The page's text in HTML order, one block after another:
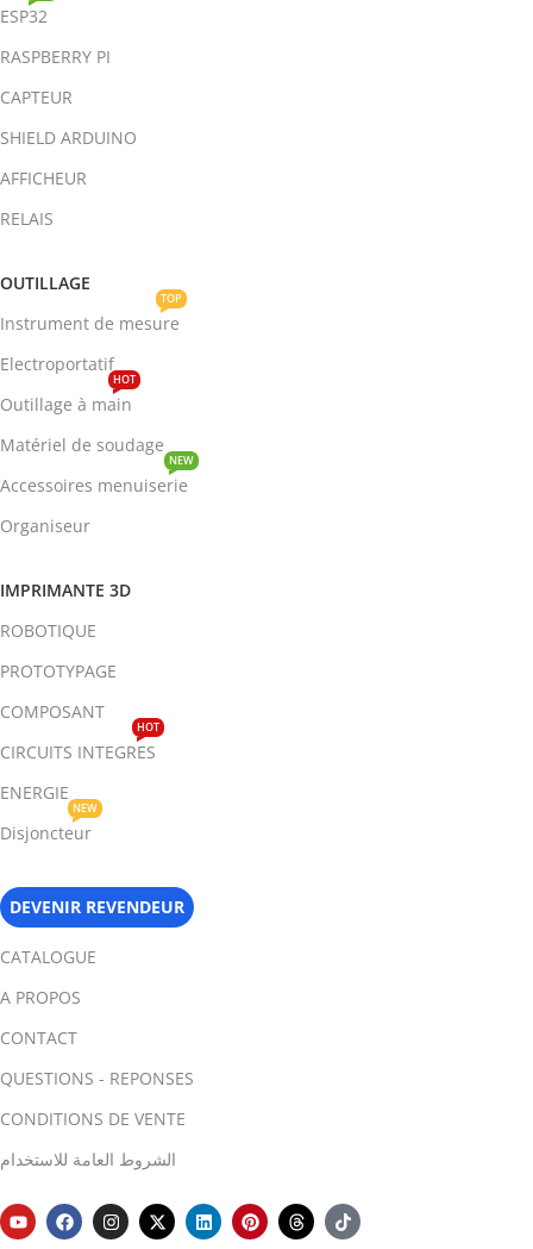
ESP32
RASPBERRY PI
CAPTEUR
SHIELD ARDUINO
AFFICHEUR
RELAIS
OUTILLAGE
Instrument de mesure
TOP
Electroportatif
Outillage à main
HOT
Matériel de soudage
Accessoires menuiserie
NEW
Organiseur
IMPRIMANTE 3D
ROBOTIQUE
PROTOTYPAGE
COMPOSANT
CIRCUITS INTEGRES
HOT
ENERGIE
Disjoncteur
NEW
DEVENIR REVENDEUR
CATALOGUE
A PROPOS
CONTACT
QUESTIONS - REPONSES
CONDITIONS DE VENTE
الشروط العامة للاستخدام